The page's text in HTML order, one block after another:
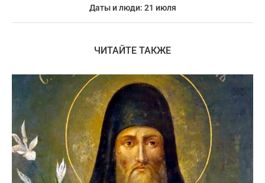
Даты и люди: 21 июля
ЧИТАЙТЕ ТАКЖЕ